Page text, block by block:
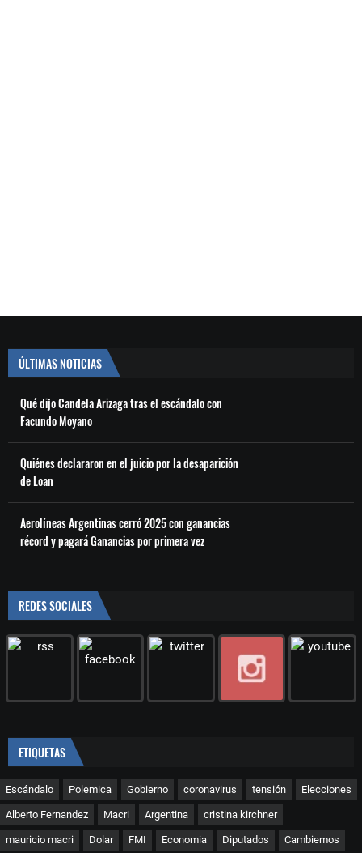
ÚLTIMAS NOTICIAS
Qué dijo Candela Arizaga tras el escándalo con
Facundo Moyano
Quiénes declararon en el juicio por la desaparición
de Loan
Aerolíneas Argentinas cerró 2025 con ganancias
récord y pagará Ganancias por primera vez
REDES SOCIALES
ETIQUETAS
Escándalo Polemica Gobierno coronavirus tensión Elecciones
Alberto Fernandez Macri Argentina cristina kirchner
mauricio macri Dolar FMI Economia Diputados Cambiemos